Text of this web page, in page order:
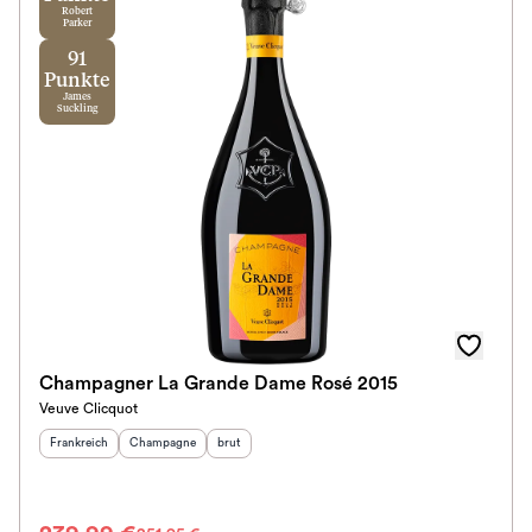
Robert
Parker
91
Punkte
James
Suckling
Champagner La Grande Dame Rosé 2015
Veuve Clicquot
Herkunftsland
Frankreich Herkunftsregion :
Champagne Geschmack
brut